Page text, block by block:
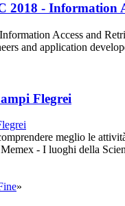
2018 - Information
Access and
and application
Flegrei
meglio le
- I luoghi della
»